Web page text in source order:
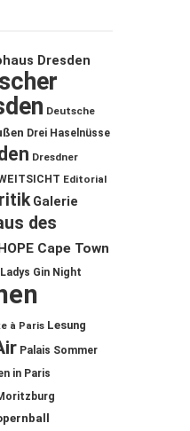
Dresden
Deutsche
Drei Haselnüsse
Dresdner
Editorial
Galerie
des
HOPE Cape Town
Ladys Gin Night
à Paris Lesung
Palais Sommer
in Paris